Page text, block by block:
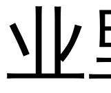
业